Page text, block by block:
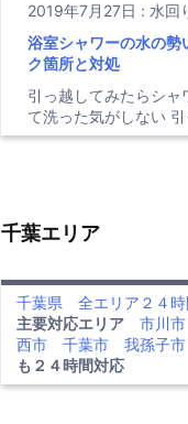
2019年7月27日 : 水回
浴室シャワーの水の勢
ク箇所と対処
引っ越してみたらシャ
て洗った気がしない
千葉エリア
千葉県 全エリア２４時
主要対応エリア
市川市
西市
千葉市 我孫子市
も２４時間対応